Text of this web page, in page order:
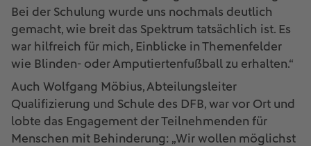
Bei der Schulung wurde uns nochmals deutlich
gemacht, wie breit das Spektrum tatsächlich ist. Es
war hilfreich für mich, Einblicke in Themenfelder
wie Blinden- oder Amputiertenfußball zu erhalten.“
Auch Wolfgang Möbius, Abteilungsleiter
Qualifizierung und Schule des DFB, war vor Ort und
lobte das Engagement der Teilnehmenden für
Menschen mit Behinderung: „Wir wollen möglichst